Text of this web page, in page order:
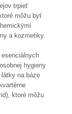
trpieť
môžu byť
a kozmetiky.
hygieny
na báze
ktoré môžu